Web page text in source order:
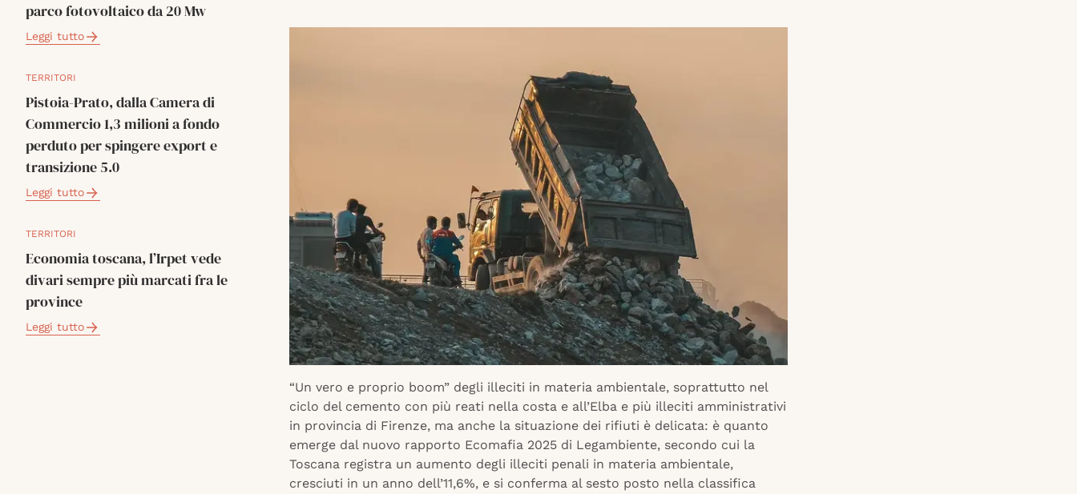
parco fotovoltaico da 20 Mw
Leggi tutto
TERRITORI
Pistoia-Prato, dalla Camera di
Commercio 1,3 milioni a fondo
perduto per spingere export e
transizione 5.0
Leggi tutto
TERRITORI
Economia toscana, l’Irpet vede
divari sempre più marcati fra le
province
Leggi tutto
“Un vero e proprio boom” degli illeciti in materia ambientale, soprattutto nel
ciclo del cemento con più reati nella costa e all’Elba e più illeciti amministrativi
in provincia di Firenze, ma anche la situazione dei rifiuti è delicata: è quanto
emerge dal nuovo rapporto Ecomafia 2025 di Legambiente, secondo cui la
Toscana registra un aumento degli illeciti penali in materia ambientale,
cresciuti in un anno dell’11,6%, e si conferma al sesto posto nella classifica